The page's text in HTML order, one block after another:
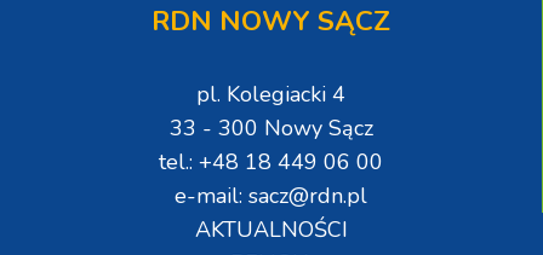
RDN NOWY SĄCZ
pl. Kolegiacki 4
33 - 300 Nowy Sącz
tel.: +48 18 449 06 00
e-mail: sacz@rdn.pl
AKTUALNOŚCI